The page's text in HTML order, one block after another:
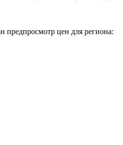
предпросмотр цен для региона: